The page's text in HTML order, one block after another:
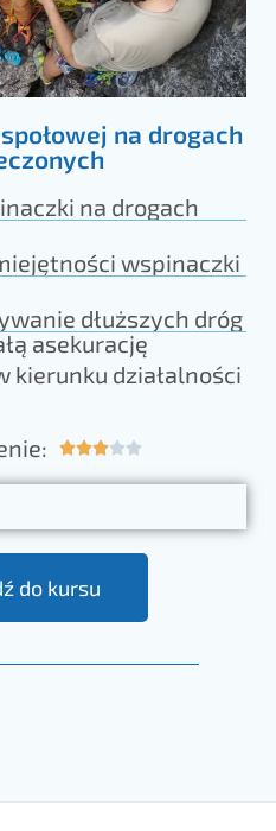
na drogach
na drogach
wspinaczki
dłuższych dróg
asekurację
kierunku działalności

do kursu